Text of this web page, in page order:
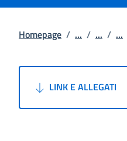
Homepage / ... / ... / ...
LINK E ALLEGATI